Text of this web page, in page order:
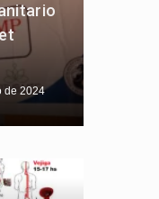
de 2024